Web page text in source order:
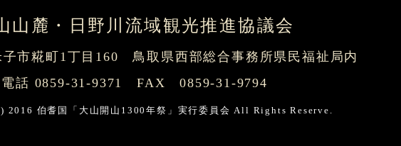
山麓・日野川流域観光推進協議会
子市糀町1丁目160 鳥取県西部総合事務所県民福祉局内
電話 0859-31-9371 FAX 0859-31-9794
伯耆国「大山開山1300年祭」実行委員会 All Rights Reserve.